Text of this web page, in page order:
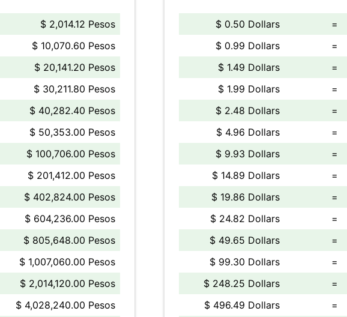
$ 2,014.12 Pesos
$ 10,070.60 Pesos
$ 20,141.20 Pesos
$ 30,211.80 Pesos
$ 40,282.40 Pesos
$ 50,353.00 Pesos
$ 100,706.00 Pesos
$ 201,412.00 Pesos
$ 402,824.00 Pesos
$ 604,236.00 Pesos
$ 805,648.00 Pesos
$ 1,007,060.00 Pesos
$ 2,014,120.00 Pesos
$ 4,028,240.00 Pesos
$ 0.50 Dollars =
$ 0.99 Dollars
=
$ 1.49 Dollars
=
$ 1.99 Dollars
=
$ 2.48 Dollars
=
$ 4.96 Dollars
=
$ 9.93 Dollars
=
$ 14.89 Dollars
=
$ 19.86 Dollars
=
$ 24.82 Dollars
=
$ 49.65 Dollars
=
$ 99.30 Dollars
=
$ 248.25 Dollars
=
$ 496.49 Dollars
=